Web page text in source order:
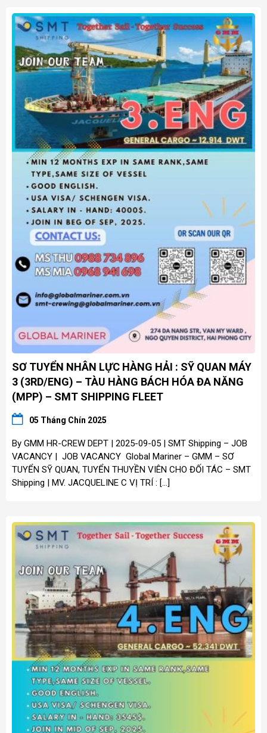
SƠ TUYỂN NHÂN LỰC HÀNG HẢI : SỸ QUAN MÁY
3 (3RD/ENG) – TÀU HÀNG BÁCH HÓA ĐA NĂNG
(MPP) – SMT SHIPPING FLEET
05 Tháng Chín 2025
By GMM HR-CREW DEPT | 2025-09-05 | SMT Shipping – JOB
VACANCY | JOB VACANCY Global Mariner – GMM – SƠ
TUYỂN SỸ QUAN, TUYỂN THUYỀN VIÊN CHO ĐỐI TÁC – SMT
Shipping | MV. JACQUELINE C VỊ TRÍ : […]